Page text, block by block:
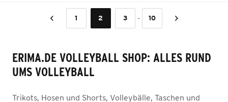
1 2 3 - 10
ERIMA.DE VOLLEYBALL SHOP: ALLES RUND
UMS VOLLEYBALL
Trikots, Hosen und Shorts, Volleybälle, Taschen und